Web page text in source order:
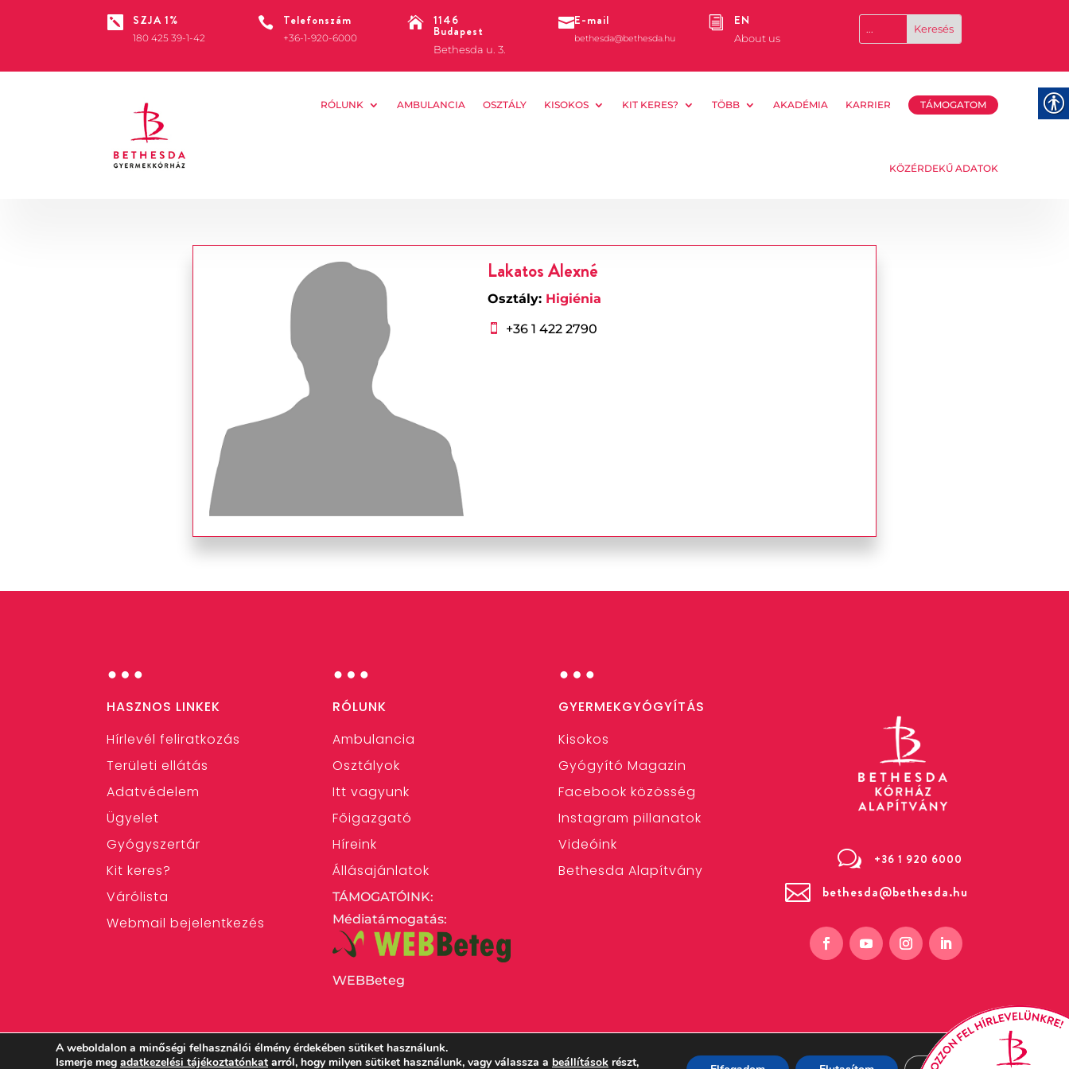
 SZJA 1%
180 425 39-1-42
 Telefonszám
+36-1-920-6000
 1146
Budapest
Bethesda u. 3.
E-mail
bethesda@bethesda.hu
i EN
About us
RÓLUNK AMBULANCIA OSZTÁLY KISOKOS KIT KERES? TÖBB AKADÉMIA KARRIER TÁMOGATOM
KÖZÉRDEKŰ ADATOK
Lakatos Alexné
Osztály: Higiénia
 +36 1 422 2790
…
HASZNOS LINKEK
Hírlevél feliratkozás
Területi ellátás
Adatvédelem
Ügyelet
Gyógyszertár
Kit keres?
Várólista
Webmail bejelentkezés
…
RÓLUNK
Ambulancia
Osztályok
Itt vagyunk
Főigazgató
Híreink
Állásajánlatok
TÁMOGATÓINK:
Médiatámogatás:
WEBBeteg
…
GYERMEKGYÓGYÍTÁS
Kisokos
Gyógyító Magazin
Facebook közösség
Instagram pillanatok
Videóink
Bethesda Alapítvány
w +36 1 920 6000
 bethesda@bethesda.hu
A weboldalon a minőségi felhasználói élmény érdekében sütiket használunk.
Ismerje meg adatkezelési tájékoztatónkat arról, hogy milyen sütiket használunk, vagy válassza a beállítások részt,